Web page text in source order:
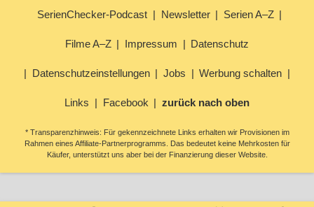
SerienChecker-Podcast Newsletter Serien A–Z
Filme A–Z Impressum Datenschutz
Datenschutzeinstellungen Jobs Werbung schalten
Links Facebook zurück nach oben
* Transparenzhinweis: Für gekennzeichnete Links erhalten wir Provisionen im
Rahmen eines Affiliate-Partnerprogramms. Das bedeutet keine Mehrkosten für
Käufer, unterstützt uns aber bei der Finanzierung dieser Website.